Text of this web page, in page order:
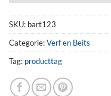
SKU: bart123
Categorie:Verf en Beits
Tag: producttag